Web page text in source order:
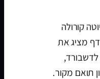
קורולה
הדף מציג את
תואם מקור.